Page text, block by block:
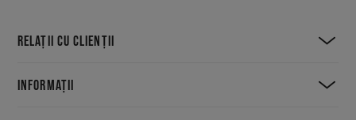
RELAȚII CU CLIENȚII
INFORMAȚII